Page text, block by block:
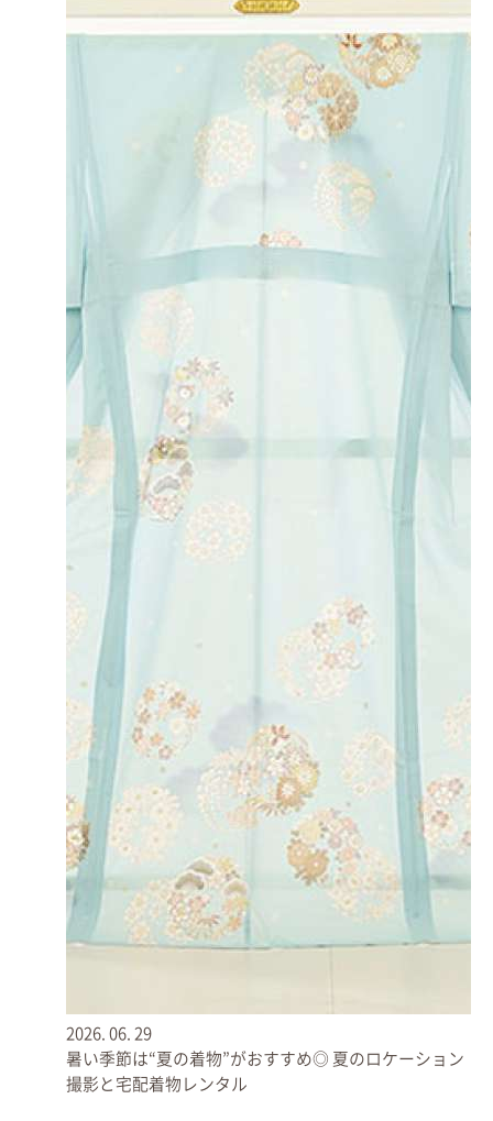
お祝い着の着せ方をサポート◎
お宮参りが初めてだったり、着せ方がわからない方はたくさんいます！
本殿へ進む神門と回廊、神社の風格が感じられます。
2026. 06. 29
暑い季節は“夏の着物”がおすすめ◎ 夏のロケーション
撮影と宅配着物レンタル